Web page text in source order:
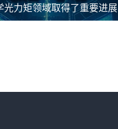
光力矩领域取得了重要进展